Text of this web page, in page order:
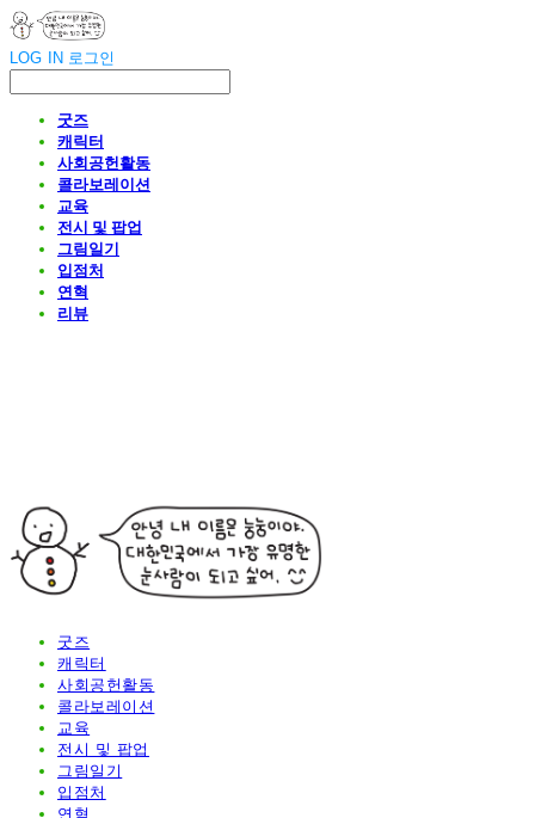
LOG IN 로그인
굿즈
캐릭터
사회공헌활동
콜라보레이션
교육
전시 및 팝업
그림일기
입점처
연혁
리뷰
굿즈
캐릭터
사회공헌활동
콜라보레이션
교육
전시 및 팝업
그림일기
입점처
연혁